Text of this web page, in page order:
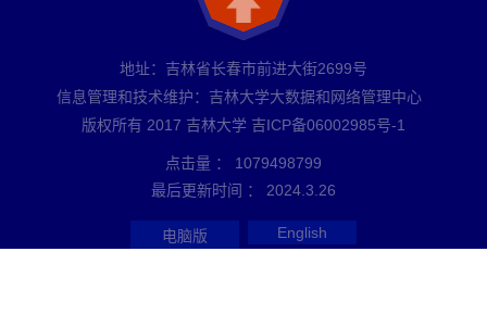
地址：吉林省长春市前进大街2699号
信息管理和技术维护：吉林大学大数据和网络管理中心
版权所有 2017 吉林大学 吉ICP备06002985号-1
点击量 ： 1079498799
最后更新时间 ： 2024 3 26
电脑版 English